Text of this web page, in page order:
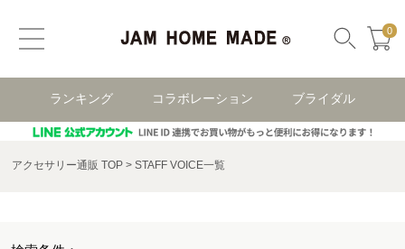
0
ランキング コラボレーション ブライダル
アクセサリー通販 TOP STAFF VOICE一覧